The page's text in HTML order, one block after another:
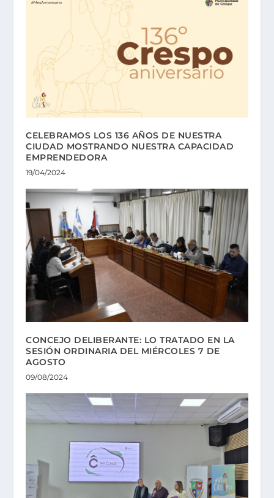
CELEBRAMOS LOS 136 AÑOS DE NUESTRA
CIUDAD MOSTRANDO NUESTRA CAPACIDAD
EMPRENDEDORA
19/04/2024
CONCEJO DELIBERANTE: LO TRATADO EN LA
SESIÓN ORDINARIA DEL MIÉRCOLES 7 DE
AGOSTO
09/08/2024